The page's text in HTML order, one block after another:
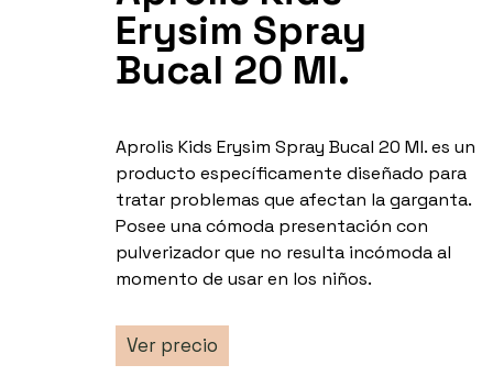
Erysim Spray
Bucal 20 Ml.
Aprolis Kids Erysim Spray Bucal 20 Ml. es un
producto específicamente diseñado para
tratar problemas que afectan la garganta.
Posee una cómoda presentación con
pulverizador que no resulta incómoda al
momento de usar en los niños.
Ver precio